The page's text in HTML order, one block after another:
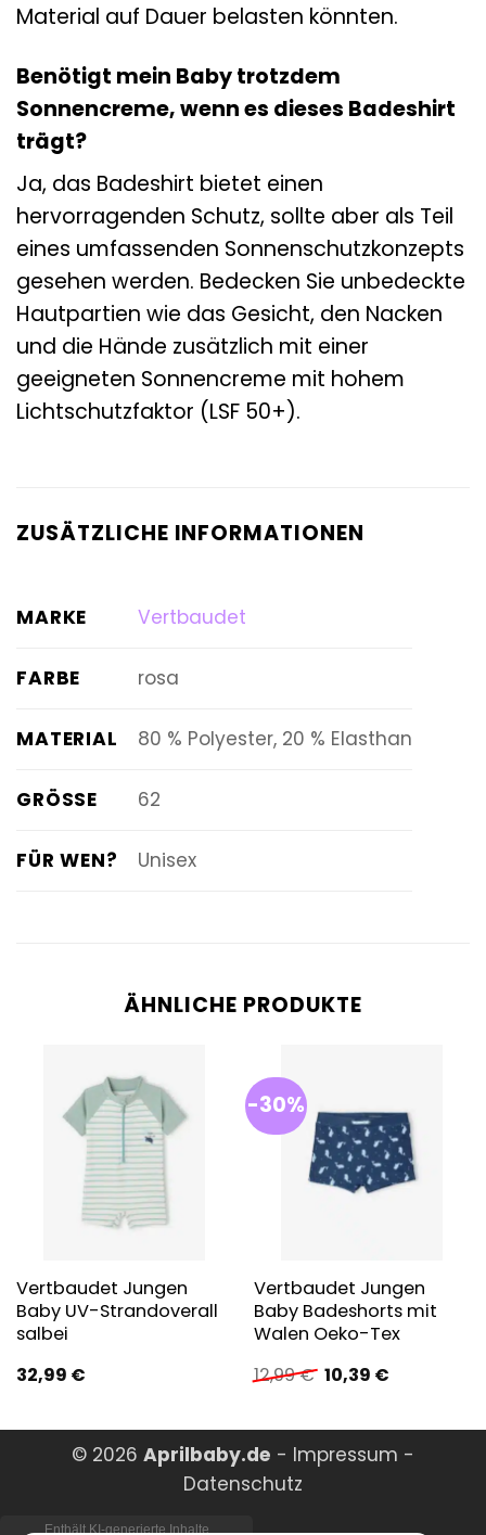
Material auf Dauer belasten könnten.
Benötigt mein Baby trotzdem
Sonnencreme, wenn es dieses Badeshirt
trägt?
Ja, das Badeshirt bietet einen
hervorragenden Schutz, sollte aber als Teil
eines umfassenden Sonnenschutzkonzepts
gesehen werden. Bedecken Sie unbedeckte
Hautpartien wie das Gesicht, den Nacken
und die Hände zusätzlich mit einer
geeigneten Sonnencreme mit hohem
Lichtschutzfaktor (LSF 50+).
ZUSÄTZLICHE INFORMATIONEN
MARKE Vertbaudet
FARBE rosa
MATERIAL 80 % Polyester, 20 % Elasthan
GRÖSSE 62
FÜR WEN? Unisex
ÄHNLICHE PRODUKTE
Vertbaudet Jungen
Baby UV-Strandoverall
salbei
32,99 €
-30%
Vertbaudet Jungen
Baby Badeshorts mit
Walen Oeko-Tex
12,99€ Ursprünglicher
Preis
12,99 €
10,39 €Aktueller
10,39 €.
© 2026 Aprilbaby.de - Impressum -
Datenschutz